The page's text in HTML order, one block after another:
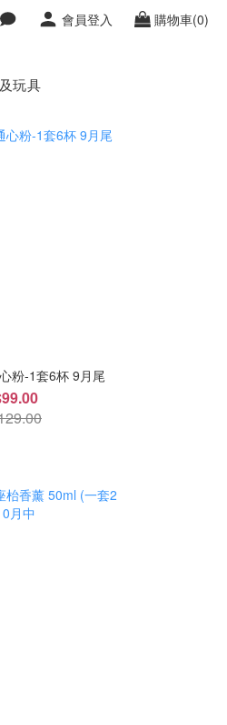
會員登入 購物車(0)
玩具
粉-1套6杯 9月尾